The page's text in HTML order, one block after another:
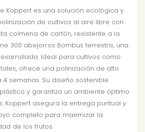
Koppert es una solución ecológica y
de cultivos al aire libre con
colmena de cartón, resistente a la
300 abejorros Bombus terrestris, una
Ideal para cultivos como
ofrece una polinización de alto
4 semanas. Su diseño sostenible
y garantiza un ambiente óptimo
Koppert asegura la entrega puntual y
completo para maximizar la
de los frutos.